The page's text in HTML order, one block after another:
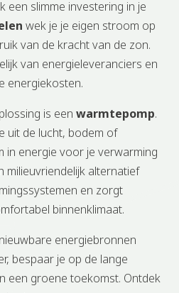
een slimme investering in je
wek je je eigen stroom op
van de kracht van de zon.
van energieleveranciers en
energiekosten.
is eenwarmtepomp.
uit de lucht, bodem of
in energie voor je verwarming
milieuvriendelijk alternatief
en zorgt
binnenklimaat.
energiebronnen
bespaar je op de lange
een groene toekomst. Ontdek